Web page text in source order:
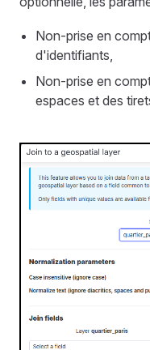
Non-prise en
d'identifiants,
Non-prise en
espaces et des